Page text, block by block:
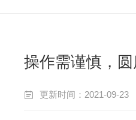
操作需谨慎，
更新时间：2021-09-23